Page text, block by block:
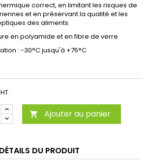
correct, en limitant les risques de
et en préservant la qualité et les
des aliments.
en polyamide et en fibre de verre
: -30°C jusqu'à +75°C
HT
 Ajouter au panier
DÉTAILS DU PRODUIT